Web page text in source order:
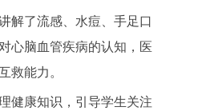
解了流感、水痘、手足口
心脑血管疾病的认知，医
救能力。
健康知识，引导学生关注